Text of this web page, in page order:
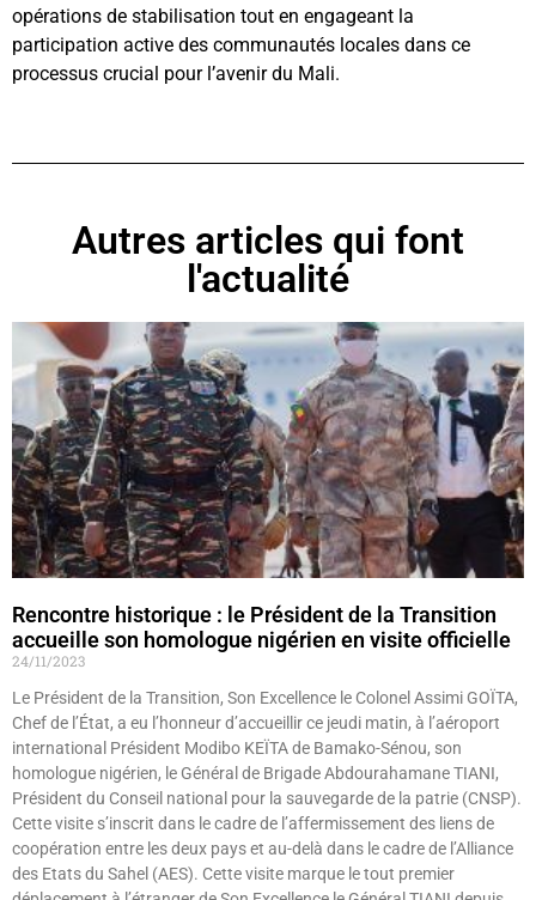
opérations de stabilisation tout en engageant la
participation active des communautés locales dans ce
processus crucial pour l’avenir du Mali.
Autres articles qui font
l'actualité
Rencontre historique : le Président de la Transition
accueille son homologue nigérien en visite officielle
24/11/2023
Le Président de la Transition, Son Excellence le Colonel Assimi GOÏTA,
Chef de l’État, a eu l’honneur d’accueillir ce jeudi matin, à l’aéroport
international Président Modibo KEÏTA de Bamako-Sénou, son
homologue nigérien, le Général de Brigade Abdourahamane TIANI,
Président du Conseil national pour la sauvegarde de la patrie (CNSP).
Cette visite s’inscrit dans le cadre de l’affermissement des liens de
coopération entre les deux pays et au-delà dans le cadre de l’Alliance
des Etats du Sahel (AES). Cette visite marque le tout premier